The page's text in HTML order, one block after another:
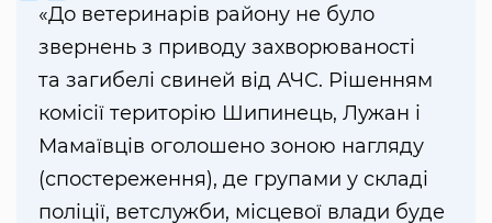
«До ветеринарів району не було
звернень з приводу захворюваності
та загибелі свиней від АЧС. Рішенням
комісії територію Шипинець, Лужан і
Мамаївців оголошено зоною нагляду
(спостереження), де групами у складі
поліції, ветслужби, місцевої влади буде